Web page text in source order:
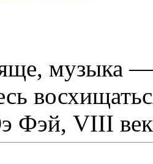
музыка
Фэй, VIII